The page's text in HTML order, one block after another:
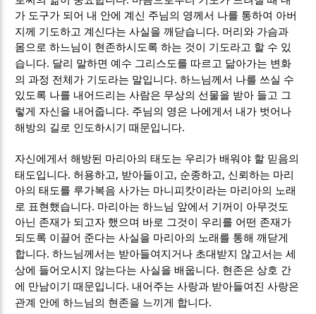
가 도구가 되어 내 안에 계신 주님의 영께서 나를 통하여 아버
지께 기도하고 계신다는 사실을 깨닫습니다. 머리와 가슴과
몸으로 하느님이 현존하시도록 하는 것이 기도라고 할 수 있
습니다. 달리 말하면 예수 그리스도를 따르고 닮아가는 변화
의 과정 전체가 기도라는 말입니다.하느님께서 나를 쓰실 수
있도록 나를 내어드리는 사람은 무상의 선물을 받아 들고 그
렇게 자신을 내어줍니다. 주님의 영은 나에게서 내가 벗어나
해방의 길로 인도하시기 때문입니다.
자신에게서 해방된 마리아의 태도는 우리가 배워야 할 믿음의
태도입니다.허용하고, 받아들이고, 순종하고, 신뢰하는 마리
아의 태도를 루가복음 사가는 마니피캇이라는 마리아의 노래
로 표현했습니다. 마리아는 하느님 앞에서 기꺼이 아무것도
아닌 존재가 되고자 했으며 바로 그것이 우리를 어떤 존재가
되도록 이끌어 준다는 사실을 마리아의 노래를 통해 깨닫게
합니다.하느님께서는 받아들여지거나 초대받지 않고서는 세
상에 들어오시지 않는다는 사실을 배웁니다. 현존은 상호 간
에 만남이기 때문입니다. 내어주는 사랑과 받아들여진 사랑은
관계 안에 하느님의 현존을 느끼게 합니다.